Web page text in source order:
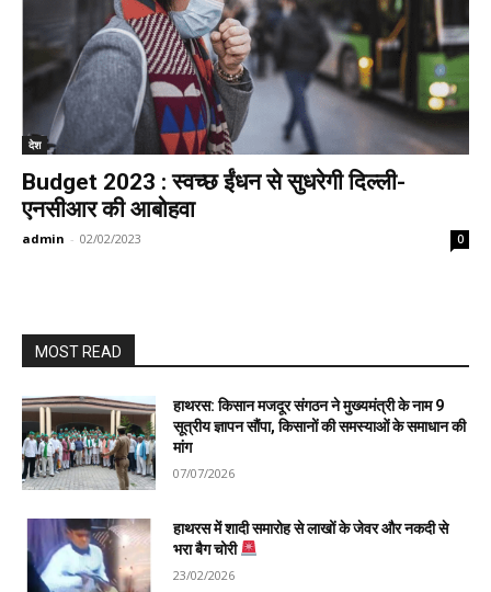
देश
Budget 2023 : स्वच्छ ईंधन से सुधरेगी दिल्ली-
एनसीआर की आबोहवा
admin - 02/02/2023 0
MOST READ
हाथरस: किसान मजदूर संगठन ने मुख्यमंत्री के नाम 9
सूत्रीय ज्ञापन सौंपा, किसानों की समस्याओं के समाधान की
मांग
07/07/2026
हाथरस में शादी समारोह से लाखों के जेवर और नकदी से
भरा बैग चोरी
23/02/2026